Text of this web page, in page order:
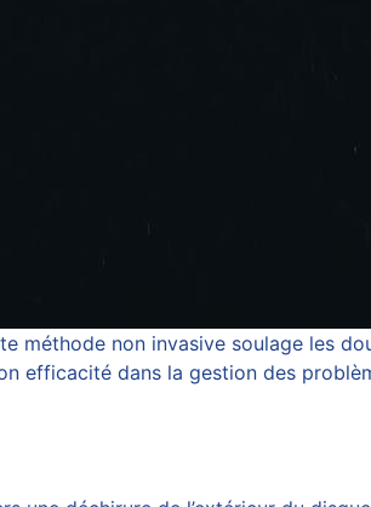
méthode non invasive soulage les
efficacité dans la gestion des